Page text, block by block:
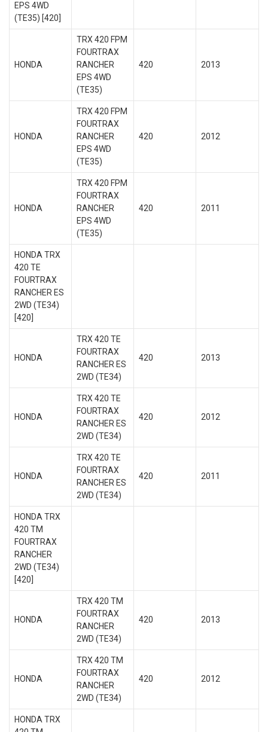
EPS 4WD
(TE35) [420]
HONDA
TRX 420 FPM
FOURTRAX
RANCHER
EPS 4WD
(TE35)
420 2013
HONDA
TRX 420 FPM
FOURTRAX
RANCHER
EPS 4WD
(TE35)
420 2012
HONDA
TRX 420 FPM
FOURTRAX
RANCHER
EPS 4WD
(TE35)
420 2011
HONDA TRX
420 TE
FOURTRAX
RANCHER ES
2WD (TE34)
[420]
HONDA
TRX 420 TE
FOURTRAX
RANCHER ES
2WD (TE34)
420 2013
HONDA
TRX 420 TE
FOURTRAX
RANCHER ES
2WD (TE34)
420 2012
HONDA
TRX 420 TE
FOURTRAX
RANCHER ES
2WD (TE34)
420 2011
HONDA TRX
420 TM
FOURTRAX
RANCHER
2WD (TE34)
[420]
HONDA
TRX 420 TM
FOURTRAX
RANCHER
2WD (TE34)
420 2013
HONDA
TRX 420 TM
FOURTRAX
RANCHER
2WD (TE34)
420 2012
HONDA TRX